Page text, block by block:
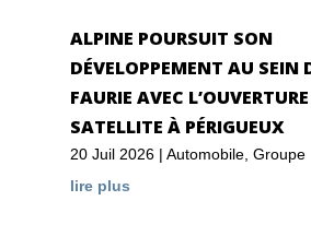
ALPINE POURSUIT SON
DÉVELOPPEMENT AU SEIN
FAURIE AVEC
SATELLITE À PÉRIGUEUX
20 Juil 2026| Automobile, Groupe
lire plus